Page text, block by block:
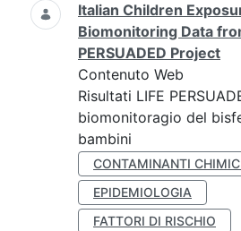
Italian Children
Biomonitoring Data
PERSUADED Project
Contenuto Web
Risultati LIFE
biomonitoragio del
bambini
CONTAMINANTI
EPIDEMIOLOGIA
FATTORI DI RISCHIO